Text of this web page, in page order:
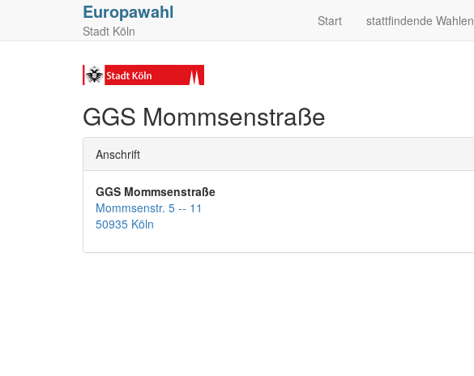
Europawahl
Stadt Köln
Start stattfindende Wahlen
GGS Mommsenstraße
Anschrift
GGS Mommsenstraße
Mommsenstr. 5 -- 11
50935 Köln